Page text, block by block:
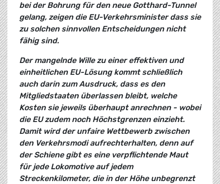
bei der Bohrung für den neue Gotthard-Tunnel
gelang, zeigen die EU-Verkehrsminister dass sie
zu solchen sinnvollen Entscheidungen nicht
fähig sind.
Der mangelnde Wille zu einer effektiven und
einheitlichen EU-Lösung kommt schließlich
auch darin zum Ausdruck, dass es den
Mitgliedstaaten überlassen bleibt, welche
Kosten sie jeweils überhaupt anrechnen - wobei
die EU zudem noch Höchstgrenzen einzieht.
Damit wird der unfaire Wettbewerb zwischen
den Verkehrsmodi aufrechterhalten, denn auf
der Schiene gibt es eine verpflichtende Maut
für jede Lokomotive auf jedem
Streckenkilometer, die in der Höhe unbegrenzt